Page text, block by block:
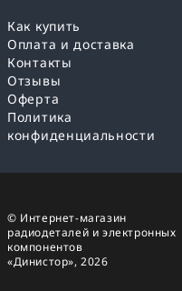
Как купить
Оплата и доставка
Контакты
Отзывы
Оферта
Политика
конфиденциальности
© Интернет-магазин
радиодеталей и электронных
компонентов
«Динистор»,2026